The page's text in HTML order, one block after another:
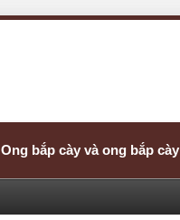
Ong bắp cày và ong bắp cày